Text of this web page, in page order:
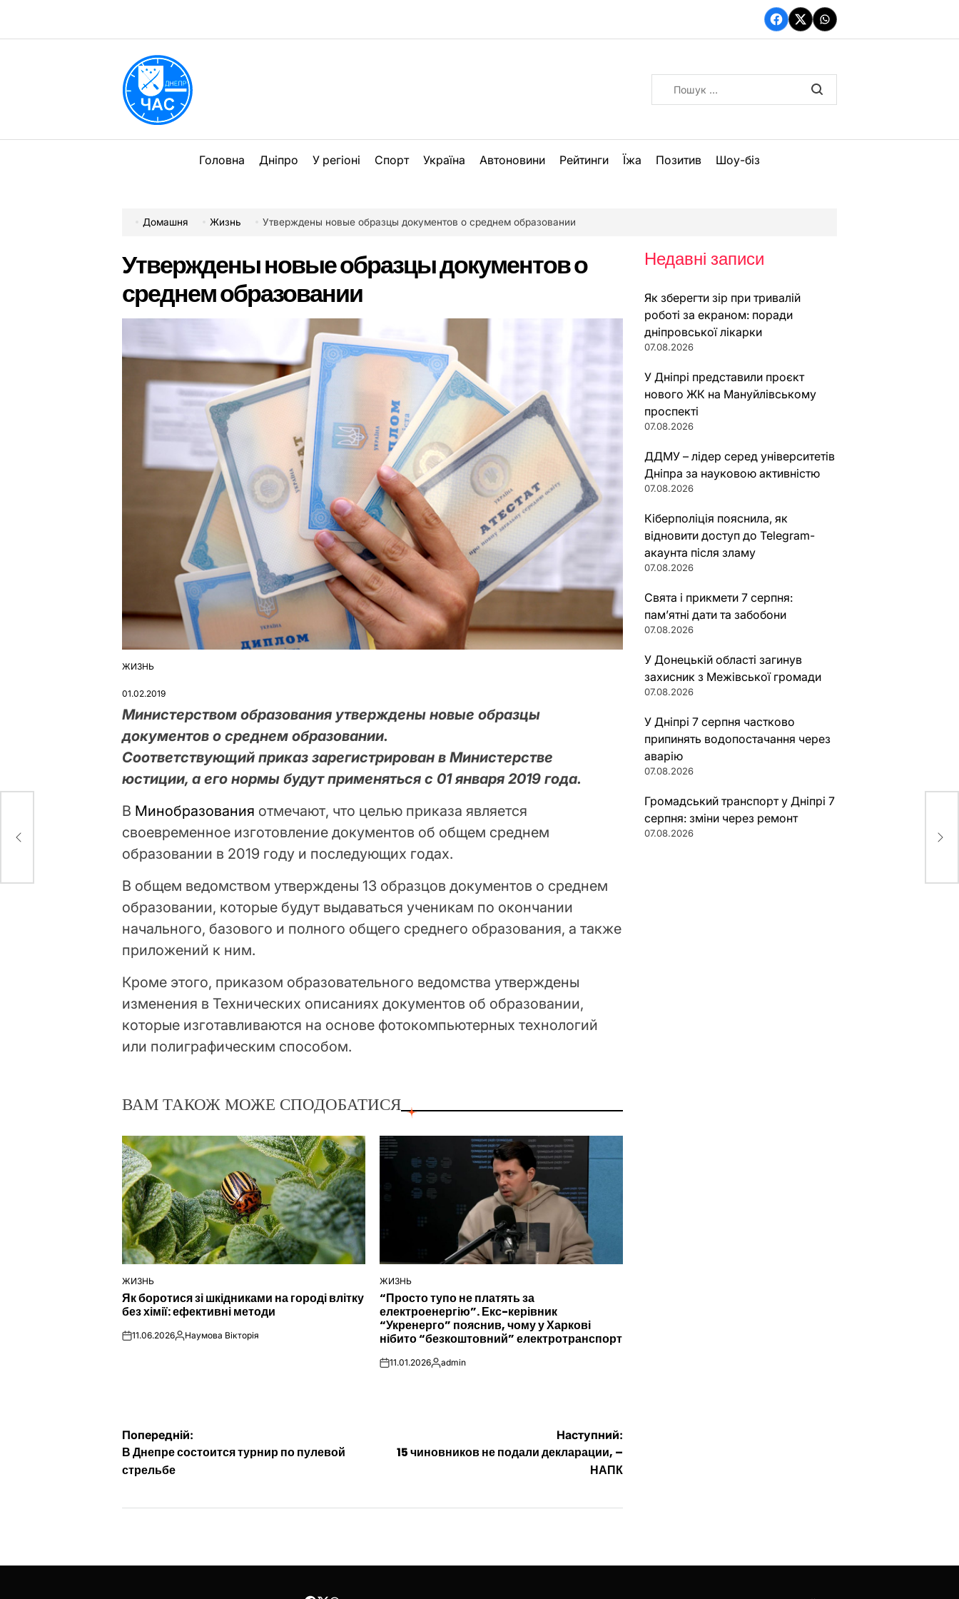
вмісту
Facebook
TwitterWhatsApp
Головна Дніпро У регіоні Спорт Україна Автоновини Рейтинги Їжа Позитив Шоу-біз
Домашня Жизнь Утверждены новые образцы документов о среднем образовании
Утверждены новые образцы документов о
среднем образовании
ОПУБЛІКУВАТИ
ЖИЗНЬ
01.02.2019
Министерством образования утверждены новые образцы
документов о среднем образовании.
Соответствующий приказ зарегистрирован в Министерстве
юстиции, а его нормы будут применяться с 01 января 2019 года.
В Минобразования отмечают, что целью приказа является
своевременное изготовление документов об общем среднем
образовании в 2019 году и последующих годах.
В общем ведомством утверждены 13 образцов документов о среднем
образовании, которые будут выдаваться ученикам по окончании
начального, базового и полного общего среднего образования, а также
приложений к ним.
Кроме этого, приказом образовательного ведомства утверждены
изменения в Технических описаниях документов об образовании,
которые изготавливаются на основе фотокомпьютерных технологий
или полиграфическим способом.
ВАМ ТАКОЖ МОЖЕ СПОДОБАТИСЯ
ОПУБЛІКУВАТИ
У
ЖИЗНЬ
Як боротися зі шкідниками на городі влітку
без хімії: ефективні методи
on11.06.2026Опубліковано
Наумова Вікторія
ОПУБЛІКУВАТИ
У
ЖИЗНЬ
“Просто тупо не платять за
електроенергію”. Екс-керівник
“Укренерго” пояснив, чому у Харкові
нібито “безкоштовний” електротранспорт
on11.01.2026Опубліковано
admin
Навігація
записів
Попередній:
В Днепре состоится турнир по пулевой
стрельбе
Наступний:
15 чиновников не подали декларации, –
НАПК
Недавні записи
Як зберегти зір при тривалій
роботі за екраном: поради
дніпровської лікарки
07.08.2026
У Дніпрі представили проєкт
нового ЖК на Мануйлівському
проспекті
07.08.2026
ДДМУ – лідер серед університетів
Дніпра за науковою активністю
07.08.2026
Кіберполіція пояснила, як
відновити доступ до Telegram-
акаунта після зламу
07.08.2026
Свята і прикмети 7 серпня:
пам’ятні дати та забобони
07.08.2026
У Донецькій області загинув
захисник з Межівської громади
07.08.2026
У Дніпрі 7 серпня частково
припинять водопостачання через
аварію
07.08.2026
Громадський транспорт у Дніпрі 7
серпня: зміни через ремонт
07.08.2026